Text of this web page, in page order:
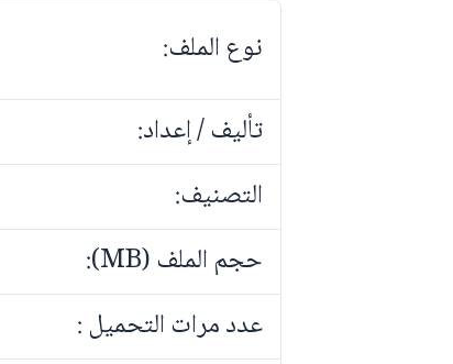
نوع الملف:
تأليف / إعداد:
التصنيف:
حجم الملف (MB):
عدد مرات التحميل :